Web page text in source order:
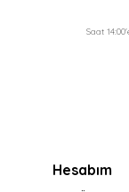
Saat
Hesabım